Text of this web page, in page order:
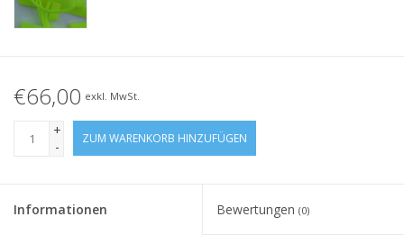
€66,00 exkl. MwSt.
+
-
ZUM WARENKORB HINZUFÜGEN
Informationen Bewertungen (0)